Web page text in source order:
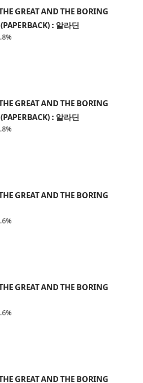
GREAT AND THE BORING
: 알라딘
GREAT AND THE BORING
: 알라딘
GREAT AND THE BORING
GREAT AND THE BORING
GREAT AND THE BORING